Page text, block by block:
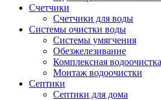
Cчетчики
Счетчики для воды
Системы очистки воды
Системы умягчения
Обезжелезивание
Комплексная водоочистка
Монтаж водоочистки
Септики
Септики для дома